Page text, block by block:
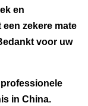
en
zekere mate
voor uw
in China.